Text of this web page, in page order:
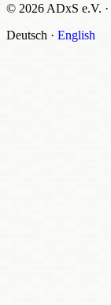
© 2026 ADxS e.V. ·
Deutsch · English